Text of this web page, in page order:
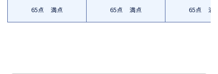
65点 満点 65点 満点 65点 満